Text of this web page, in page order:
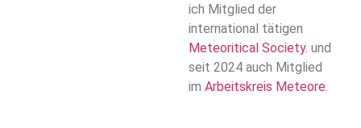
ich Mitglied der
international tätigen
Meteoritical Society. und
seit 2024 auch Mitglied
im Arbeitskreis Meteore